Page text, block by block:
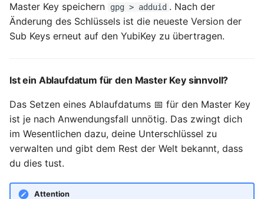
Master Key speichern
gpg > adduid . Nach der
Änderung des Schlüssels ist die neueste Version der
Sub Keys erneut auf den YubiKey zu übertragen.
Ist ein Ablaufdatum für den Master Key sinnvoll?
Das Setzen eines Ablaufdatums 📅 für den Master Key
ist je nach Anwendungsfall unnötig. Das zwingt dich
im Wesentlichen dazu, deine Unterschlüssel zu
verwalten und gibt dem Rest der Welt bekannt, dass
du dies tust.
Attention